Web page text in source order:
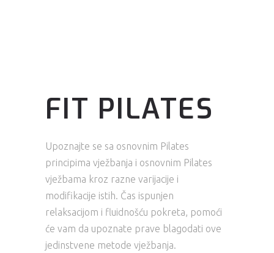
FIT PILATES
Upoznajte se sa osnovnim Pilates
principima vježbanja i osnovnim Pilates
vježbama kroz razne varijacije i
modifikacije istih. Čas ispunjen
relaksacijom i fluidnošću pokreta, pomoći
će vam da upoznate prave blagodati ove
jedinstvene metode vježbanja.